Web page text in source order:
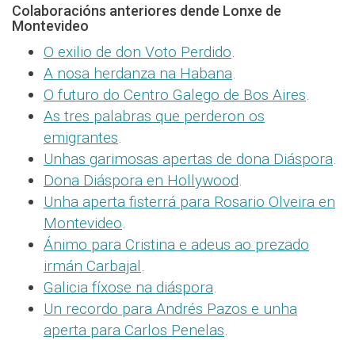
Colaboracións anteriores dende Lonxe de
Montevideo
O exilio de don Voto Perdido.
A nosa herdanza na Habana.
O futuro do Centro Galego de Bos Aires.
As tres palabras que perderon os
emigrantes.
Unhas garimosas apertas de dona Diáspora.
Dona Diáspora en Hollywood.
Unha aperta fisterrá para Rosario Olveira en
Montevideo.
Ánimo para Cristina e adeus ao prezado
irmán Carbajal.
Galicia fíxose na diáspora.
Un recordo para Andrés Pazos e unha
aperta para Carlos Penelas.